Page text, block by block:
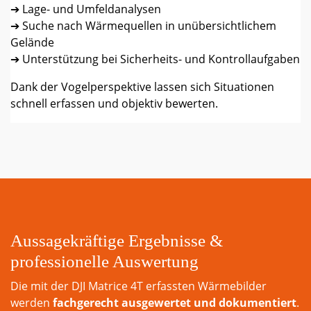
➔ Lage- und Umfeldanalysen
➔ Suche nach Wärmequellen in unübersichtlichem
Gelände
➔ Unterstützung bei Sicherheits- und Kontrollaufgaben
Dank der Vogelperspektive lassen sich Situationen
schnell erfassen und objektiv bewerten.
Aussagekräftige Ergebnisse &
professionelle Auswertung
Die mit der DJI Matrice 4T erfassten Wärmebilder
werden fachgerecht ausgewertet und dokumentiert.